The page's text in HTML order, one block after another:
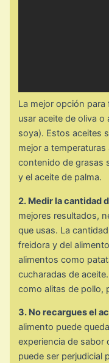
La mejor opción para
usar aceite de oliva o
soya). Estos aceites
mejor a
contenido de grasas
y el aceite de palma.
2. Medir la cantidad
mejores resultados,
que usas. La
freidora y del
alimentos como
cucharadas de
como alitas de pollo,
3. No recargues el
alimento puede
experiencia de sabor
puede ser perjudicial